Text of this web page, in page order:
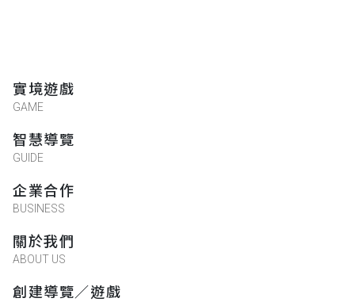
實境遊戲
GAME
智慧導覽
GUIDE
企業合作
BUSINESS
關於我們
ABOUT US
創建導覽／遊戲